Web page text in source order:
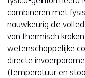
combineren met
nauwkeurig de
van thermisch
wetenschappelijke
directe
(temperatuur en